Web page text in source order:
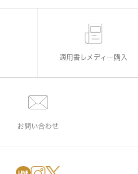
適用書レメディー購入
お問い合わせ